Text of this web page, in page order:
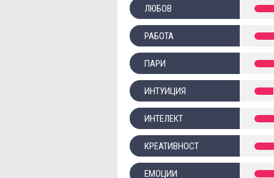
ЛЮБОВ
РАБОТА
ПАРИ
ИНТУИЦИЯ
ИНТЕЛЕКТ
КРЕАТИВНОСТ
ЕМОЦИИ